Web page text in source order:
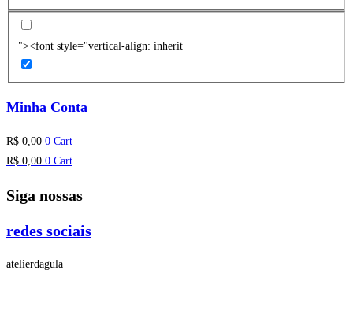
"><font style="vertical-align: inherit
Minha Conta
R$ 0,00 0 Cart
R$ 0,00 0 Cart
Siga nossas
redes sociais
atelierdagula